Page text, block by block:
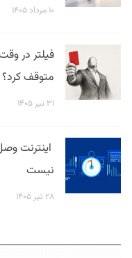
۱۰ مرداد ۱۴۰۵
متوقف کرد؟
۳۱ تیر ۱۴۰۵
اینترنت
نیست
۲۸ تیر ۱۴۰۵